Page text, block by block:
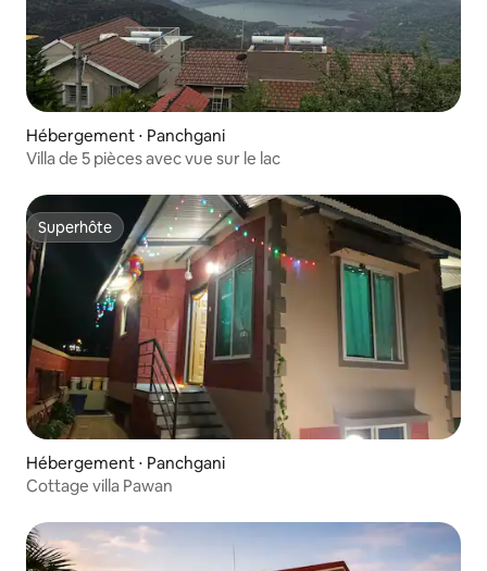
Hébergement ⋅ Panchgani
Villa de 5 pièces avec vue sur le lac
Superhôte
Superhôte
Hébergement ⋅ Panchgani
Cottage villa Pawan